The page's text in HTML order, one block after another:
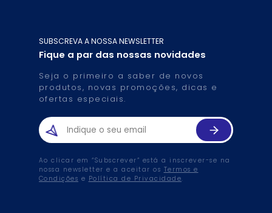
SUBSCREVA A NOSSA NEWSLETTER
Fique a par das nossas novidades
Seja o primeiro a saber de novos
produtos, novas promoções, dicas e
ofertas especiais.
Ao clicar em “Subscrever” está a inscrever-se na
nossa newsletter e a aceitar os Termos e
Condições e Política de Privacidade.